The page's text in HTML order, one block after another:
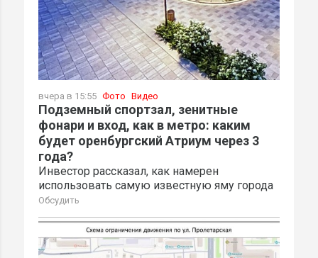
вчера в 15:55 Фото Видео
Подземный спортзал, зенитные
фонари и вход, как в метро: каким
будет оренбургский Атриум через 3
года?
Инвестор рассказал, как намерен
использовать самую известную яму города
Обсудить